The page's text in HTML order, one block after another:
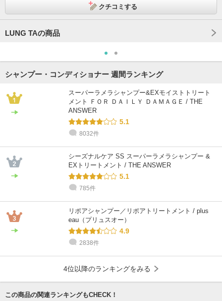
クチコミする
LUNG TAの商品
シャンプー・コンディショナー 週間ランキング
スーパーラメラシャンプー&EXモイストトリート
メント ＦＯＲ ＤＡＩＬＹ ＤＡＭＡＧＥ / THE
ANSWER
5.1
8032件
シーズナルケア SS スーパーラメラシャンプー &
EXトリートメント / THE ANSWER
5.1
785件
リポアシャンプー／リポアトリートメント / plus
eau（プリュスオー）
4.9
2838件
4位以降のランキングをみる
この商品の関連ランキングもCHECK！